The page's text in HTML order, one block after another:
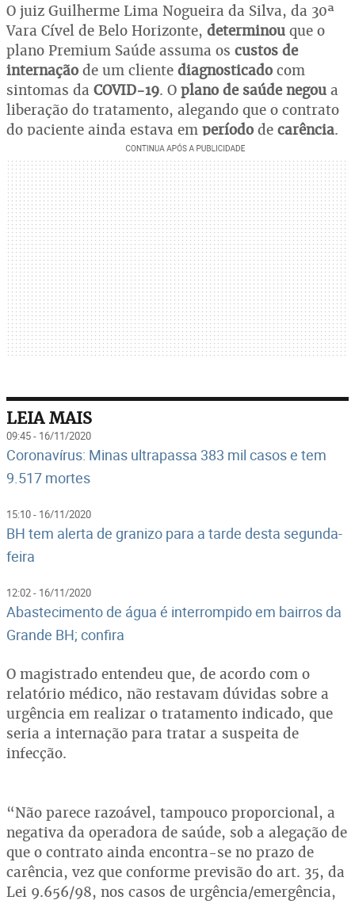
O juiz Guilherme Lima Nogueira da Silva, da 30ª
Vara Cível de Belo Horizonte, determinou que o
plano Premium Saúde assuma os custos de
internação de um cliente diagnosticado com
sintomas da COVID-19. O plano de saúde negou a
liberação do tratamento, alegando que o contrato
do paciente ainda estava em período de carência.
LEIA MAIS
09:45 - 16/11/2020
Coronavírus: Minas ultrapassa 383 mil casos e tem
9.517 mortes
15:10 - 16/11/2020
BH tem alerta de granizo para a tarde desta segunda-
feira
12:02 - 16/11/2020
Abastecimento de água é interrompido em bairros da
Grande BH; confira
O magistrado entendeu que, de acordo com o
relatório médico, não restavam dúvidas sobre a
urgência em realizar o tratamento indicado, que
seria a internação para tratar a suspeita de
infecção.
“Não parece razoável, tampouco proporcional, a
negativa da operadora de saúde, sob a alegação de
que o contrato ainda encontra-se no prazo de
carência, vez que conforme previsão do art. 35, da
Lei 9.656/98, nos casos de urgência/emergência,